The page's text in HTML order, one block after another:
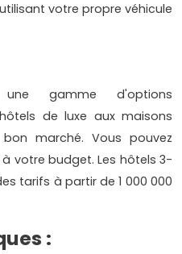
votre propre véhicule
gamme d'options
de luxe aux maisons
marché. Vous pouvez
votre budget. Les hôtels 3-
tarifs à partir de 1 000 000
: